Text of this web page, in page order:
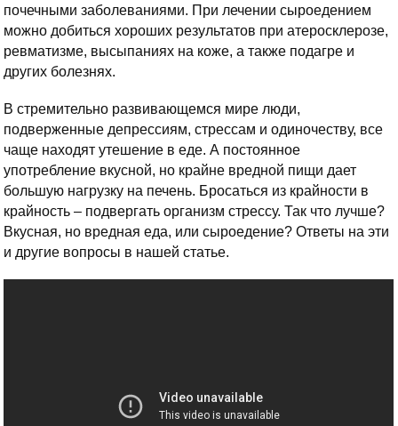
почечными заболеваниями. При лечении сыроедением
можно добиться хороших результатов при атеросклерозе,
ревматизме, высыпаниях на коже, а также подагре и
других болезнях.
В стремительно развивающемся мире люди,
подверженные депрессиям, стрессам и одиночеству, все
чаще находят утешение в еде. А постоянное
употребление вкусной, но крайне вредной пищи дает
большую нагрузку на печень. Бросаться из крайности в
крайность – подвергать организм стрессу. Так что лучше?
Вкусная, но вредная еда, или сыроедение? Ответы на эти
и другие вопросы в нашей статье.